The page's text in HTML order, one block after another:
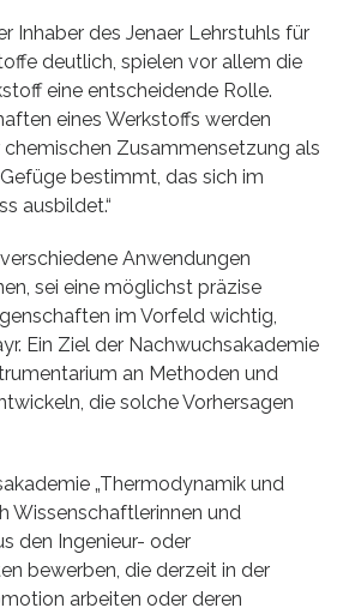
Inhaber des Jenaer Lehrstuhls für
deutlich, spielen vor allem die
eine entscheidende Rolle.
eines Werkstoffs werden
chemischen Zusammensetzung als
bestimmt, das sich im
ausbildet.“
Anwendungen
sei eine möglichst präzise
im Vorfeld wichtig,
Ein Ziel der Nachwuchsakademie
an Methoden und
die solche Vorhersagen
„Thermodynamik und
Wissenschaftlerinnen und
den Ingenieur- oder
bewerben, die derzeit in der
arbeiten oder deren